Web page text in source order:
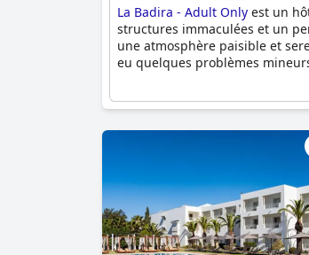
La Badira - Adult Only est un
structures immaculées et un
une atmosphère paisible et
eu quelques problèmes